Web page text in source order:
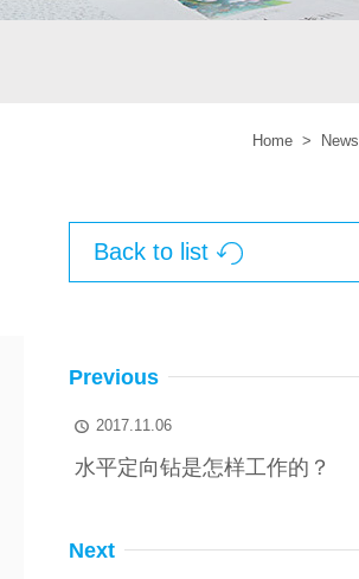
Home > News
Back to list 
Previous
 2017.11.06
水平定向钻是怎样工作的？
Next